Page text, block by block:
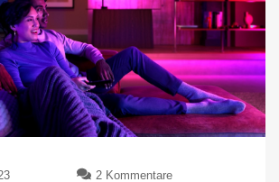
2 Kommentarezu